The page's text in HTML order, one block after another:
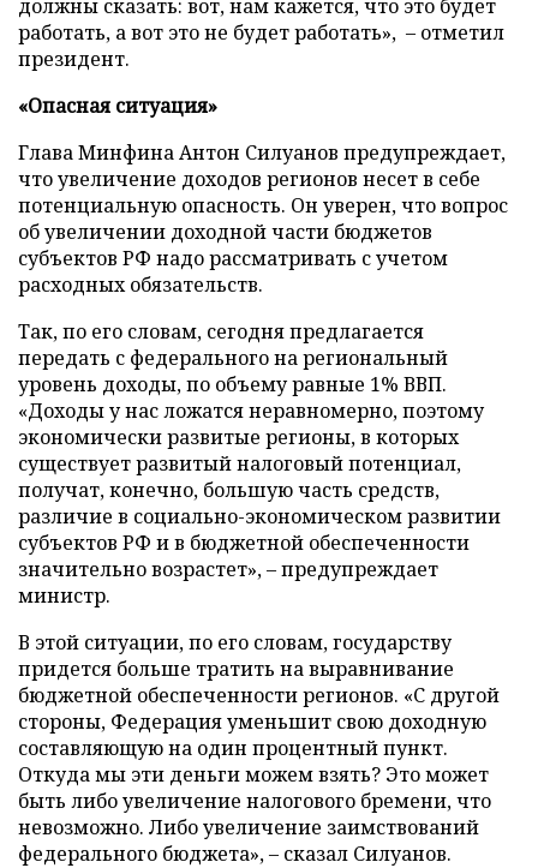
должны сказать: вот, нам кажется, что это будет
работать, а вот это не будет работать», – отметил
президент.
«Опасная ситуация»
Глава Минфина Антон Силуанов предупреждает,
что увеличение доходов регионов несет в себе
потенциальную опасность. Он уверен, что вопрос
об увеличении доходной части бюджетов
субъектов РФ надо рассматривать с учетом
расходных обязательств.
Так, по его словам, сегодня предлагается
передать с федерального на региональный
уровень доходы, по объему равные 1% ВВП.
«Доходы у нас ложатся неравномерно, поэтому
экономически развитые регионы, в которых
существует развитый налоговый потенциал,
получат, конечно, большую часть средств,
различие в социально-экономическом развитии
субъектов РФ и в бюджетной обеспеченности
значительно возрастет», – предупреждает
министр.
В этой ситуации, по его словам, государству
придется больше тратить на выравнивание
бюджетной обеспеченности регионов. «С другой
стороны, Федерация уменьшит свою доходную
составляющую на один процентный пункт.
Откуда мы эти деньги можем взять? Это может
быть либо увеличение налогового бремени, что
невозможно. Либо увеличение заимствований
федерального бюджета», – сказал Силуанов.